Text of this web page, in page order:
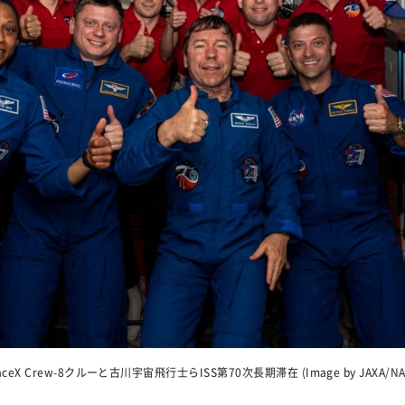
Crew-8クルーと古川宇宙飛行士らISS第70次長期滞在 (Image by JAXA/